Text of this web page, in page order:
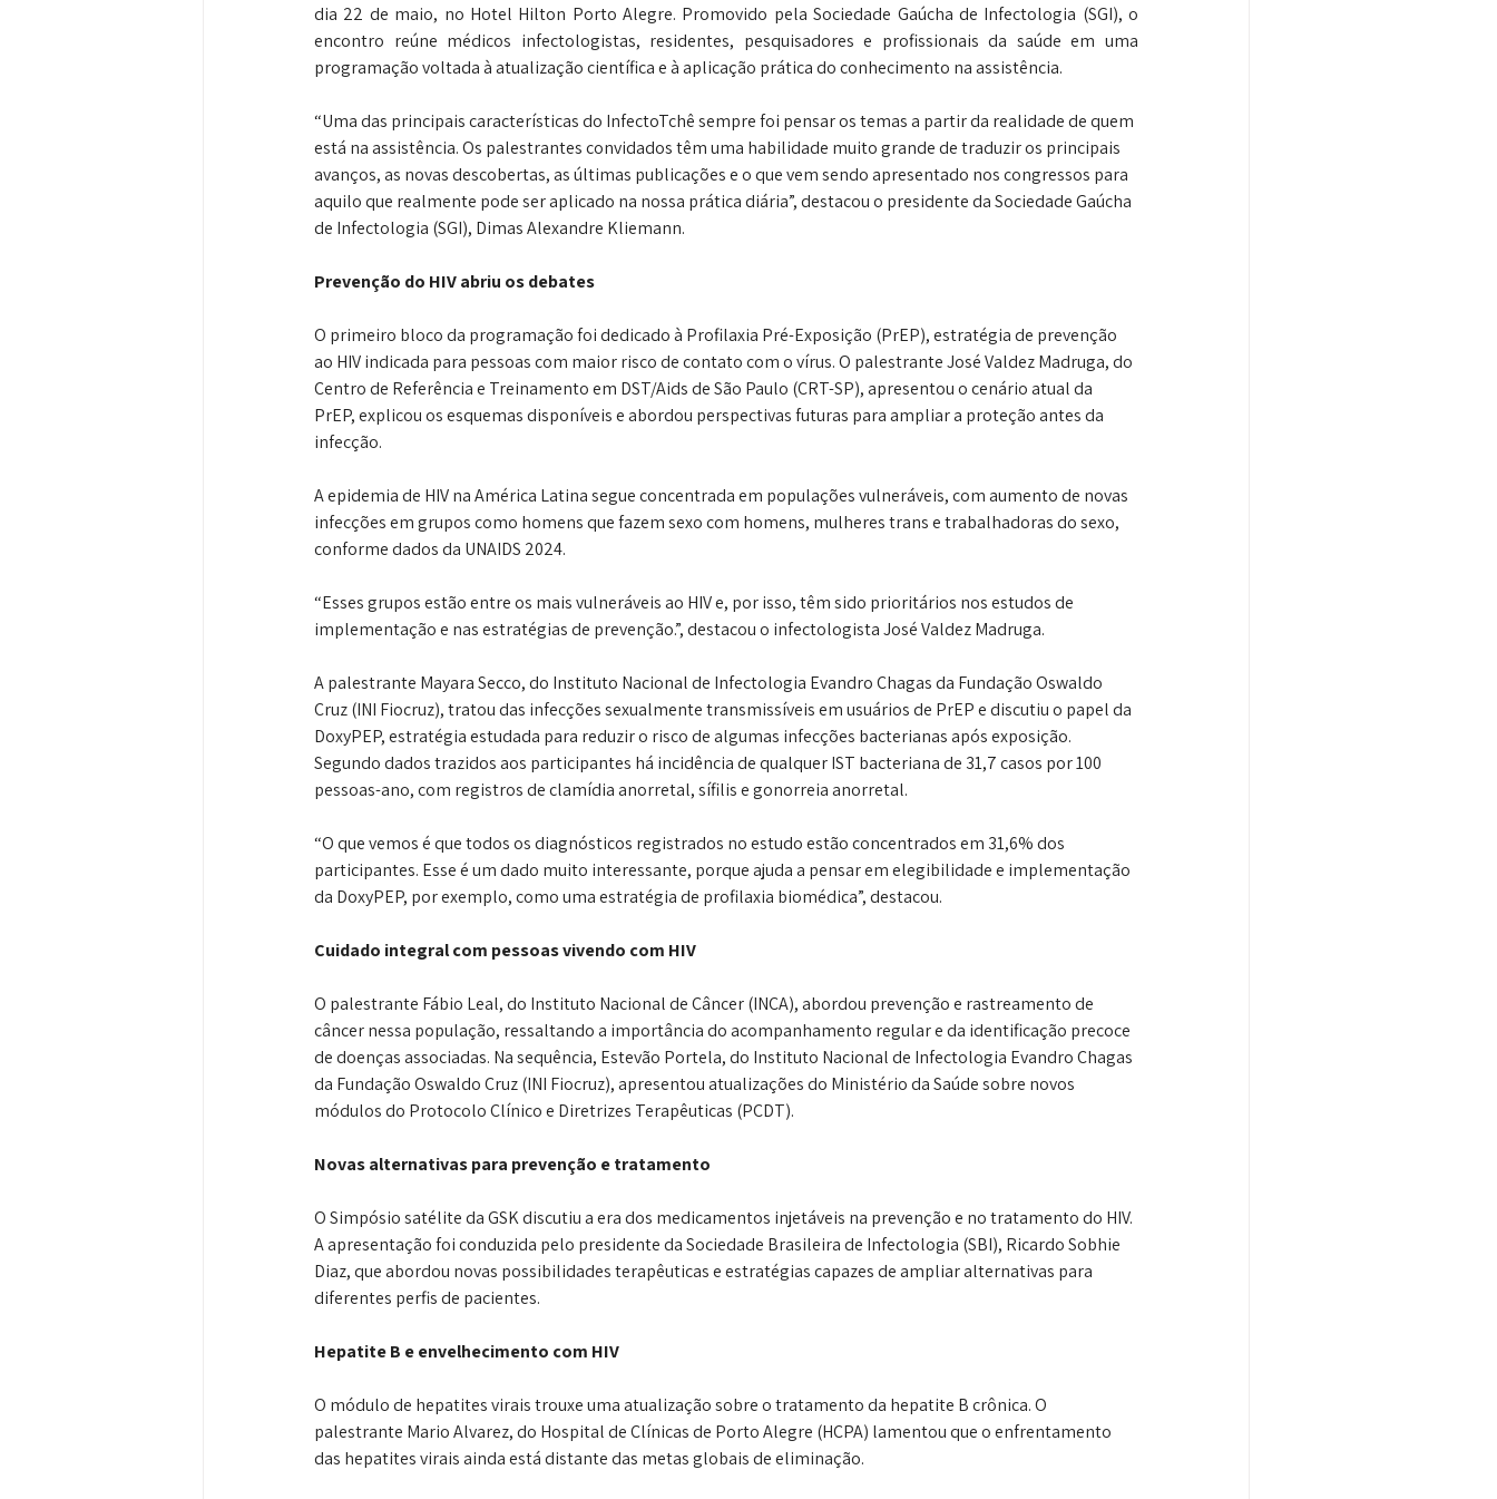
dia 22 de maio, no Hotel Hilton Porto Alegre. Promovido pela Sociedade Gaúcha de Infectologia (SGI), o
encontro reúne médicos infectologistas, residentes, pesquisadores e profissionais da saúde em uma
programação voltada à atualização científica e à aplicação prática do conhecimento na assistência.
“Uma das principais características do InfectoTchê sempre foi pensar os temas a partir da realidade de quem
está na assistência. Os palestrantes convidados têm uma habilidade muito grande de traduzir os principais
avanços, as novas descobertas, as últimas publicações e o que vem sendo apresentado nos congressos para
aquilo que realmente pode ser aplicado na nossa prática diária”, destacou o presidente da Sociedade Gaúcha
de Infectologia (SGI), Dimas Alexandre Kliemann.
Prevenção do HIV abriu os debates
O primeiro bloco da programação foi dedicado à Profilaxia Pré-Exposição (PrEP), estratégia de prevenção
ao HIV indicada para pessoas com maior risco de contato com o vírus. O palestrante José Valdez Madruga, do
Centro de Referência e Treinamento em DST/Aids de São Paulo (CRT-SP), apresentou o cenário atual da
PrEP, explicou os esquemas disponíveis e abordou perspectivas futuras para ampliar a proteção antes da
infecção.
A epidemia de HIV na América Latina segue concentrada em populações vulneráveis, com aumento de novas
infecções em grupos como homens que fazem sexo com homens, mulheres trans e trabalhadoras do sexo,
conforme dados da UNAIDS 2024.
“Esses grupos estão entre os mais vulneráveis ao HIV e, por isso, têm sido prioritários nos estudos de
implementação e nas estratégias de prevenção.”, destacou o infectologista José Valdez Madruga.
A palestrante Mayara Secco, do Instituto Nacional de Infectologia Evandro Chagas da Fundação Oswaldo
Cruz (INI Fiocruz), tratou das infecções sexualmente transmissíveis em usuários de PrEP e discutiu o papel da
DoxyPEP, estratégia estudada para reduzir o risco de algumas infecções bacterianas após exposição.
Segundo dados trazidos aos participantes há incidência de qualquer IST bacteriana de 31,7 casos por 100
pessoas-ano, com registros de clamídia anorretal, sífilis e gonorreia anorretal.
“O que vemos é que todos os diagnósticos registrados no estudo estão concentrados em 31,6% dos
participantes. Esse é um dado muito interessante, porque ajuda a pensar em elegibilidade e implementação
da DoxyPEP, por exemplo, como uma estratégia de profilaxia biomédica”, destacou.
Cuidado integral com pessoas vivendo com HIV
O palestrante Fábio Leal, do Instituto Nacional de Câncer (INCA), abordou prevenção e rastreamento de
câncer nessa população, ressaltando a importância do acompanhamento regular e da identificação precoce
de doenças associadas. Na sequência, Estevão Portela, do Instituto Nacional de Infectologia Evandro Chagas
da Fundação Oswaldo Cruz (INI Fiocruz), apresentou atualizações do Ministério da Saúde sobre novos
módulos do Protocolo Clínico e Diretrizes Terapêuticas (PCDT).
Novas alternativas para prevenção e tratamento
O Simpósio satélite da GSK discutiu a era dos medicamentos injetáveis na prevenção e no tratamento do HIV.
A apresentação foi conduzida pelo presidente da Sociedade Brasileira de Infectologia (SBI), Ricardo Sobhie
Diaz, que abordou novas possibilidades terapêuticas e estratégias capazes de ampliar alternativas para
diferentes perfis de pacientes.
Hepatite B e envelhecimento com HIV
O módulo de hepatites virais trouxe uma atualização sobre o tratamento da hepatite B crônica. O
palestrante Mario Alvarez, do Hospital de Clínicas de Porto Alegre (HCPA) lamentou que o enfrentamento
das hepatites virais ainda está distante das metas globais de eliminação.